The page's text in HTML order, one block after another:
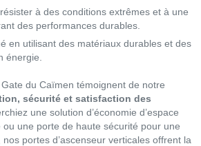
à des conditions extrêmes et à une
des performances durables.
en utilisant des matériaux durables et des
énergie.
du Caïmen témoignent de notre
sécurité et satisfaction des
une solution d’économie d’espace
une porte de haute sécurité pour une
portes d’ascenseur verticales offrent la